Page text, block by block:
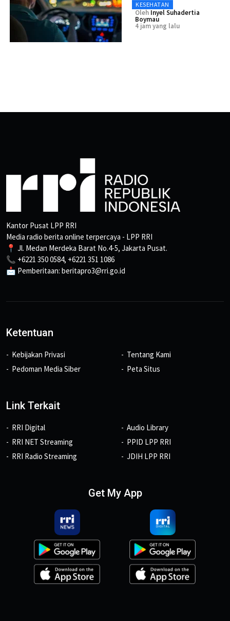
KESEHATAN
Oleh Inyel Suhadertia
Boymau
4 jam yang lalu
Kantor Pusat LPP RRI
Media radio berita online terpercaya - LPP RRI
📍 Jl. Medan Merdeka Barat No.4-5, Jakarta Pusat.
📞 +6221 350 0584, +6221 351 1086
📩 Pemberitaan: beritapro3@rri.go.id
Ketentuan
Kebijakan Privasi
Pedoman Media Siber
Tentang Kami
Peta Situs
Link Terkait
RRI Digital
RRI NET Streaming
RRI Radio Streaming
Audio Library
PPID LPP RRI
JDIH LPP RRI
Get My App